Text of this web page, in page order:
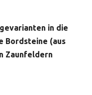
in die
Bordsteine (aus
Zaunfeldern